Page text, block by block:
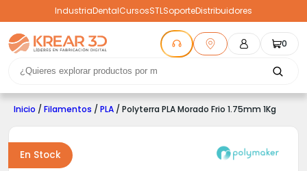
IndustriaDentalCursosSTLSoporteDistribuidores
0
Inicio / Filamentos / PLA / Polyterra PLA Morado Frio 1.75mm 1Kg
En Stock